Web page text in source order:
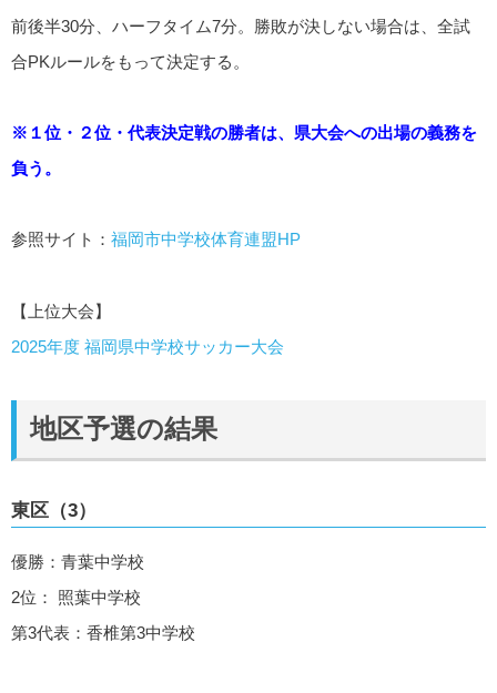
前後半30分、ハーフタイム7分。勝敗が決しない場合は、全試
合PKルールをもって決定する。
※１位・２位・代表決定戦の勝者は、県大会への出場の義務を
負う。
参照サイト： 福岡市中学校体育連盟HP
【上位大会】
2025年度 福岡県中学校サッカー大会
地区予選の結果
東区（3）
優勝：青葉中学校
2位： 照葉中学校
第3代表：香椎第3中学校